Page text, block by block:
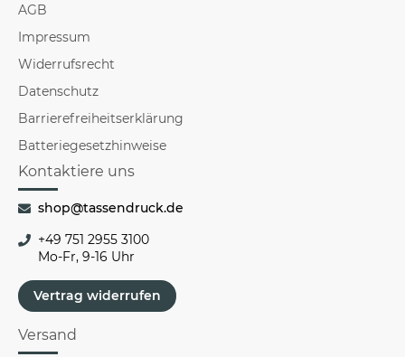
AGB
Impressum
Widerrufsrecht
Datenschutz
Barrierefreiheitserklärung
Batteriegesetzhinweise
Kontaktiere uns
shop@tassendruck.de
+49 751 2955 3100
Mo-Fr, 9-16 Uhr
Vertrag widerrufen
Versand